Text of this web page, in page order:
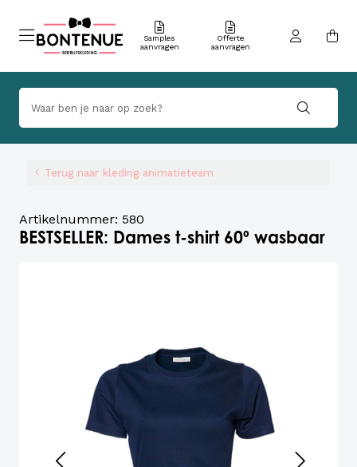
Samples
aanvragen
Offerte
aanvragen
Terug naar kleding animatieteam
Artikelnummer: 580
BESTSELLER: Dames t-shirt 60º wasbaar